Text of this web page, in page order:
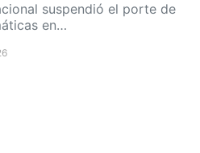
suspendió el porte de
en…